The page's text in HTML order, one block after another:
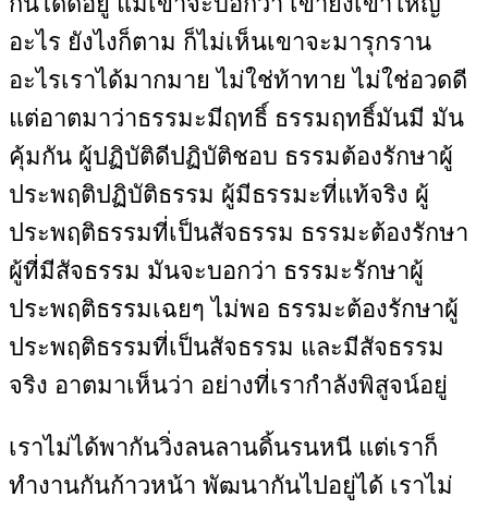
อะไร ยังไงก็ตาม ก็ไม่เห็นเขาจะมารุกราน
อะไรเราได้มากมาย ไม่ใช่ท้าทาย ไม่ใช่อวดดี
แต่อาตมาว่าธรรมะมีฤทธิ์ ธรรมฤทธิ์มันมี มัน
คุ้มกัน ผู้ปฏิบัติดีปฏิบัติชอบ ธรรมต้องรักษาผู้
ประพฤติปฏิบัติธรรม ผู้มีธรรมะที่แท้จริง ผู้
ประพฤติธรรมที่เป็นสัจธรรม ธรรมะต้องรักษา
ผู้ที่มีสัจธรรม มันจะบอกว่า ธรรมะรักษาผู้
ประพฤติธรรมเฉยๆ ไม่พอ ธรรมะต้องรักษาผู้
ประพฤติธรรมที่เป็นสัจธรรม และมีสัจธรรม
จริง อาตมาเห็นว่า อย่างที่เรากำลังพิสูจน์อยู่
เราไม่ได้พากันวิ่งลนลานดิ้นรนหนี แต่เราก็
ทำงานกันก้าวหน้า พัฒนากันไปอยู่ได้ เราไม่